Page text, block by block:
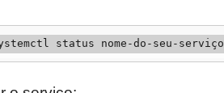
status nome-do-seu-serviço